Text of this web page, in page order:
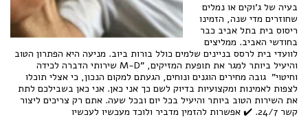
בעיה של ג'וקים או נמלים
שחוזרים מדי שנה, הזמינו
ריסוס בית בתל אביב כבר
בחודשי האביב. ממליצים
לוועדי בית לרסס בניינים שלמים כולל בורות ביוב. מניעה היא הפתרון הטוב
והיעיל ביותר למגר את תופעת המזיקים, "M-D שירותי הדברה לכידה
וחיטוי" גובה מחירים הוגנים ונוחים, הגעתם למקום הנכון, כי אצלי תוכלו
לצפות לאמינות ומקצועיות בדיוק לשם כך אני כאן. אני כאן בשבילכם לתת
את השירות הטוב ביותר והיעיל בכל יום ובכל שעה. אתם רק צריכים ליצור
קשר 24/7. ✔️ אפשרות להזמין מדביר ולוכד מעכשיו לעכשיו